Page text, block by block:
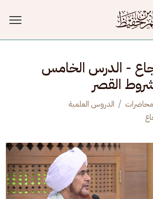
- الدرس الخامس
القصر
الدروس العلمية